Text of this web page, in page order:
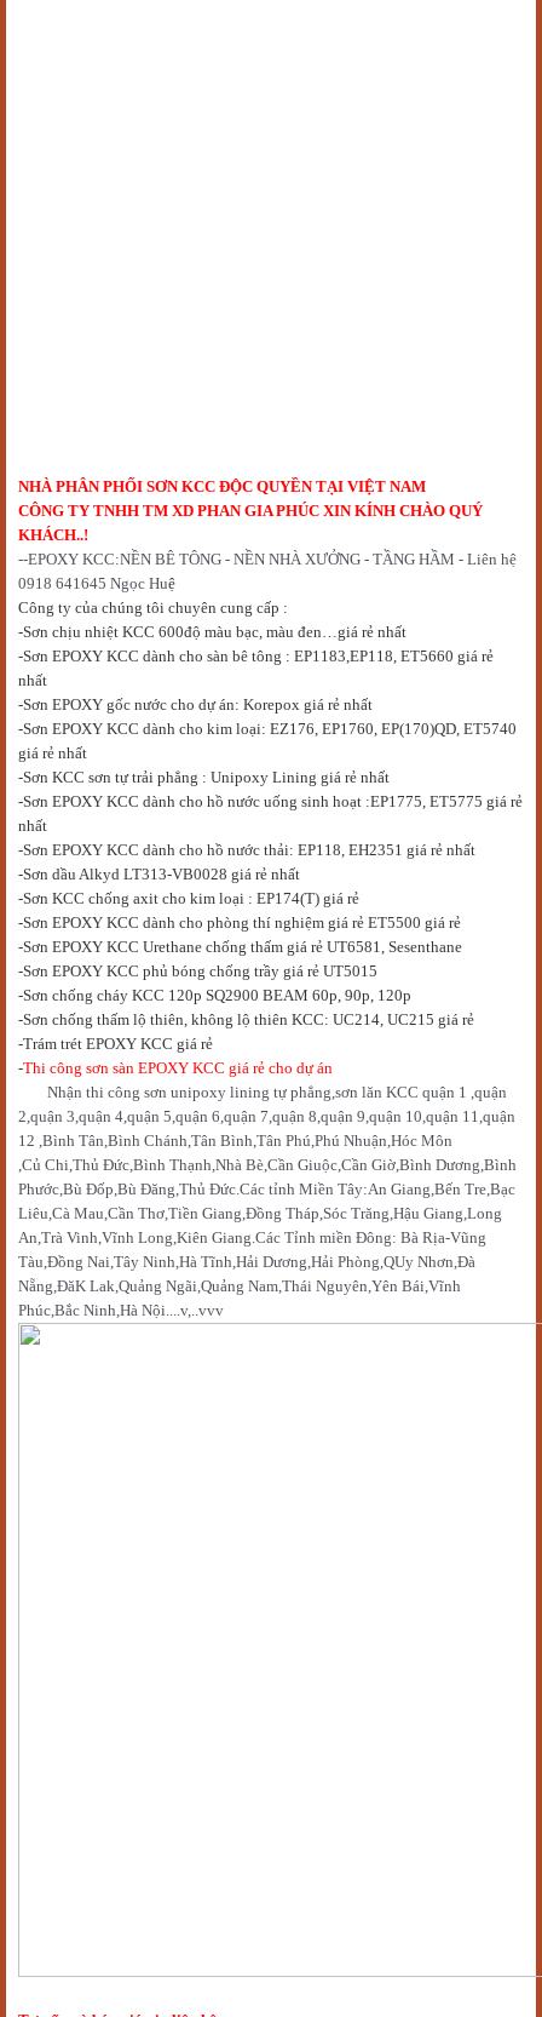
NHÀ PHÂN PHỐI SƠN KCC ĐỘC QUYỀN TẠI VIỆT NAM
CÔNG TY TNHH TM XD PHAN GIA PHÚC XIN KÍNH CHÀO QUÝ
KHÁCH..!
--EPOXY KCC:NỀN BÊ TÔNG - NỀN NHÀ XƯỞNG - TẦNG HẦM - Liên hệ
0918 641645 Ngọc Huệ
Công ty của chúng tôi chuyên cung cấp :
-Sơn chịu nhiệt KCC 600độ màu bạc, màu đen…giá rẻ nhất
-Sơn EPOXY KCC dành cho sàn bê tông : EP1183,EP118, ET5660 giá rẻ
nhất
-Sơn EPOXY gốc nước cho dự án: Korepox giá rẻ nhất
-Sơn EPOXY KCC dành cho kim loại: EZ176, EP1760, EP(170)QD, ET5740
giá rẻ nhất
-Sơn KCC sơn tự trải phẳng : Unipoxy Lining giá rẻ nhất
-Sơn EPOXY KCC dành cho hồ nước uống sinh hoạt :EP1775, ET5775 giá rẻ
nhất
-Sơn EPOXY KCC dành cho hồ nước thải: EP118, EH2351 giá rẻ nhất
-Sơn dầu Alkyd LT313-VB0028 giá rẻ nhất
-Sơn KCC chống axit cho kim loại : EP174(T) giá rẻ
-Sơn EPOXY KCC dành cho phòng thí nghiệm giá rẻ ET5500 giá rẻ
-Sơn EPOXY KCC Urethane chống thấm giá rẻ UT6581, Sesenthane
-Sơn EPOXY KCC phủ bóng chống trầy giá rẻ UT5015
-Sơn chống cháy KCC 120p SQ2900 BEAM 60p, 90p, 120p
-Sơn chống thấm lộ thiên, không lộ thiên KCC: UC214, UC215 giá rẻ
-Trám trét EPOXY KCC giá rẻ
-Thi công sơn sàn EPOXY KCC giá rẻ cho dự án
Nhận thi công sơn unipoxy lining tự phẳng,sơn lăn KCC quận 1 ,quận
2,quận 3,quận 4,quận 5,quận 6,quận 7,quận 8,quận 9,quận 10,quận 11,quận
12 ,Bình Tân,Bình Chánh,Tân Bình,Tân Phú,Phú Nhuận,Hóc Môn
,Củ Chi,Thủ Đức,Bình Thạnh,Nhà Bè,Cần Giuộc,Cần Giờ,Bình Dương,Bình
Phước,Bù Đốp,Bù Đăng,Thủ Đức.Các tỉnh Miền Tây:An Giang,Bến Tre,Bạc
Liêu,Cà Mau,Cần Thơ,Tiền Giang,Đồng Tháp,Sóc Trăng,Hậu Giang,Long
An,Trà Vinh,Vĩnh Long,Kiên Giang.Các Tỉnh miền Đông: Bà Rịa-Vũng
Tàu,Đồng Nai,Tây Ninh,Hà Tĩnh,Hải Dương,Hải Phòng,QUy Nhơn,Đà
Nẵng,ĐăK Lak,Quảng Ngãi,Quảng Nam,Thái Nguyên,Yên Bái,Vĩnh
Phúc,Bắc Ninh,Hà Nội....v,..vvv